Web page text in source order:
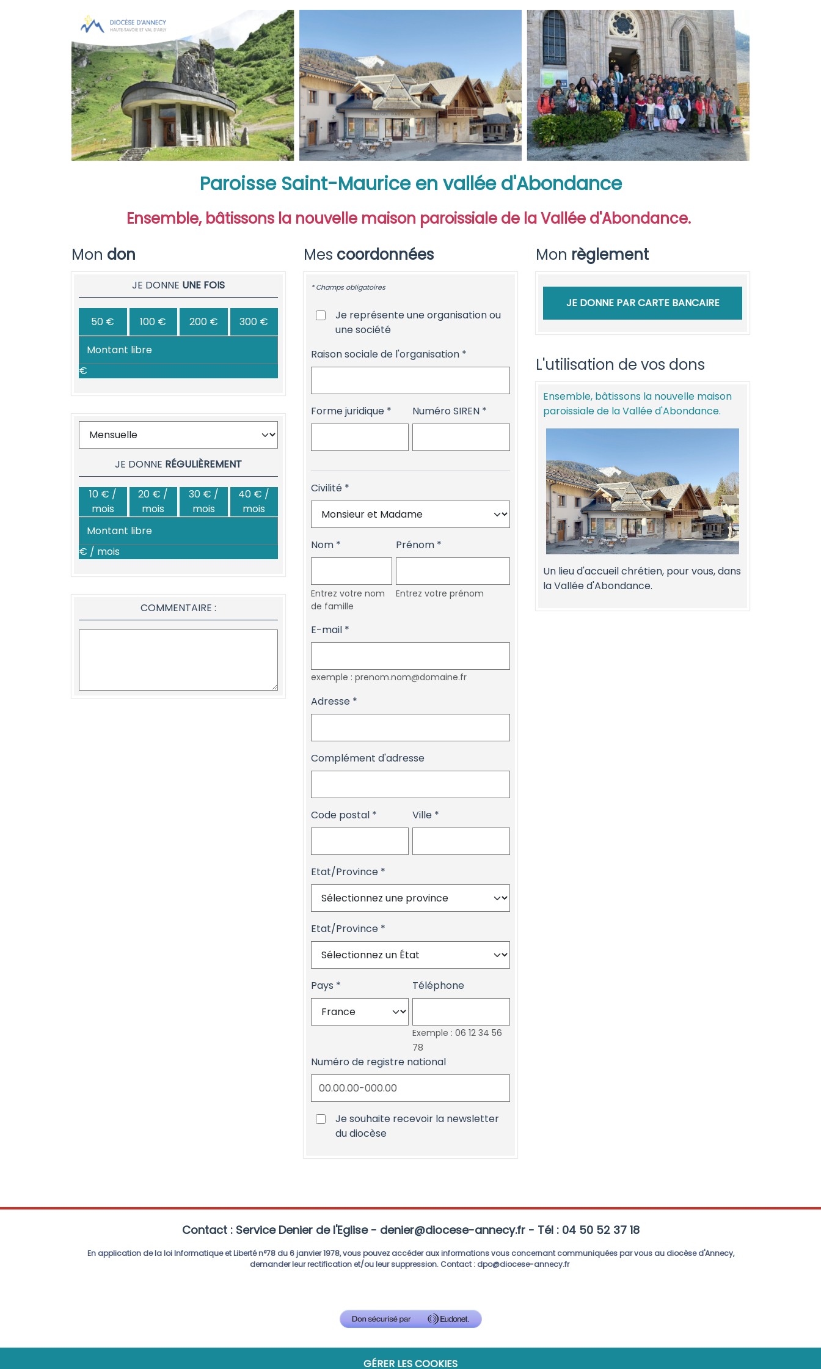
Paroisse Saint-Maurice en vallée d'Abondance
Ensemble, bâtissons la nouvelle maison paroissiale de la Vallée d'Abondance.
Mon don
JE DONNE UNE FOIS
50 € 100 € 200 € 300 €
€
JE DONNE RÉGULIÈREMENT
10 € /
mois
20 € /
mois
30 € /
mois
40 € /
mois
€ / mois
COMMENTAIRE :
Mes coordonnées
* Champs obligatoires
Je représente une organisation ou
une société
Raison sociale de l'organisation
Forme juridique Numéro SIREN
Civilité
Nom
Entrez votre nom
de famille
Prénom
Entrez votre prénom
E-mail
exemple : prenom.nom@domaine.fr
Adresse
Complément d'adresse
Code postal Ville
Etat/Province
Etat/Province
Pays Téléphone
Exemple : 06 12 34 56
78
Numéro de registre national
Je souhaite recevoir la newsletter
du diocèse
Mon règlement
JE DONNE PAR CARTE BANCAIRE
L'utilisation de vos dons
Ensemble, bâtissons la nouvelle maison
paroissiale de la Vallée d'Abondance.
Un lieu d'accueil chrétien, pour vous, dans
la Vallée d'Abondance.
Contact : Service Denier de l'Eglise - denier@diocese-annecy.fr - Tél : 04 50 52 37 18
En application de la loi Informatique et Liberté n°78 du 6 janvier 1978, vous pouvez accéder aux informations vous concernant communiquées par vous au diocèse d'Annecy,
demander leur rectification et/ou leur suppression. Contact : dpo@diocese-annecy.fr
GÉRER LES COOKIES